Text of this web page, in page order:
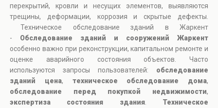
перекрытий, кровли и несущих элементов, выявляются
трещины, деформации, коррозия и скрытые дефекты.
Техническое обследование зданий в Жаркент
- Обследование зданий и сооружений Жаркент
особенно важно при реконструкции, капитальном ремонте и
оценке аварийного состояния объектов. Часто
используются запросы пользователей: обследование
зданий цена, техническое обследование дома,
обследование перед покупкой недвижимости,
экспертиза состояния здания. Техническое